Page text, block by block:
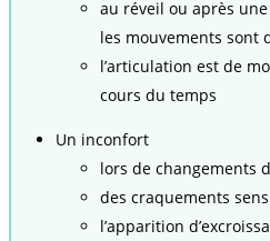
au réveil ou après
les mouvements sont
l’articulation est de
cours du temps
Un inconfort
lors de changements
des craquements
l’apparition